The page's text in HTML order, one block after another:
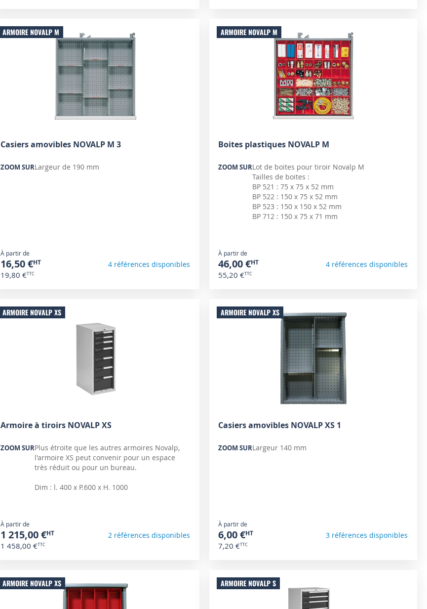
ARMOIRE NOVALP M
Casiers amovibles NOVALP M 3
ZOOM SURLargeur de 190 mm
À partir de
16,50 €
19,80 €
4 références disponibles
ARMOIRE NOVALP M
Boites plastiques NOVALP M
ZOOM SURLot de boites pour tiroir Novalp M
Tailles de boites :
BP 521 : 75 x 75 x 52 mm
BP 522 : 150 x 75 x 52 mm
BP 523 : 150 x 150 x 52 mm
BP 712 : 150 x 75 x 71 mm
À partir de
46,00 €
55,20 €
4 références disponibles
ARMOIRE NOVALP XS
Armoire à tiroirs NOVALP XS
ZOOM SURPlus étroite que les autres armoires Novalp,
l'armoire XS peut convenir pour un espace
très réduit ou pour un bureau.
Dim : l. 400 x P.600 x H. 1000
À partir de
1 215,00 €
1 458,00 €
2 références disponibles
ARMOIRE NOVALP XS
Casiers amovibles NOVALP XS 1
ZOOM SURLargeur 140 mm
À partir de
6,00 €
7,20 €
3 références disponibles
ARMOIRE NOVALP XS ARMOIRE NOVALP S